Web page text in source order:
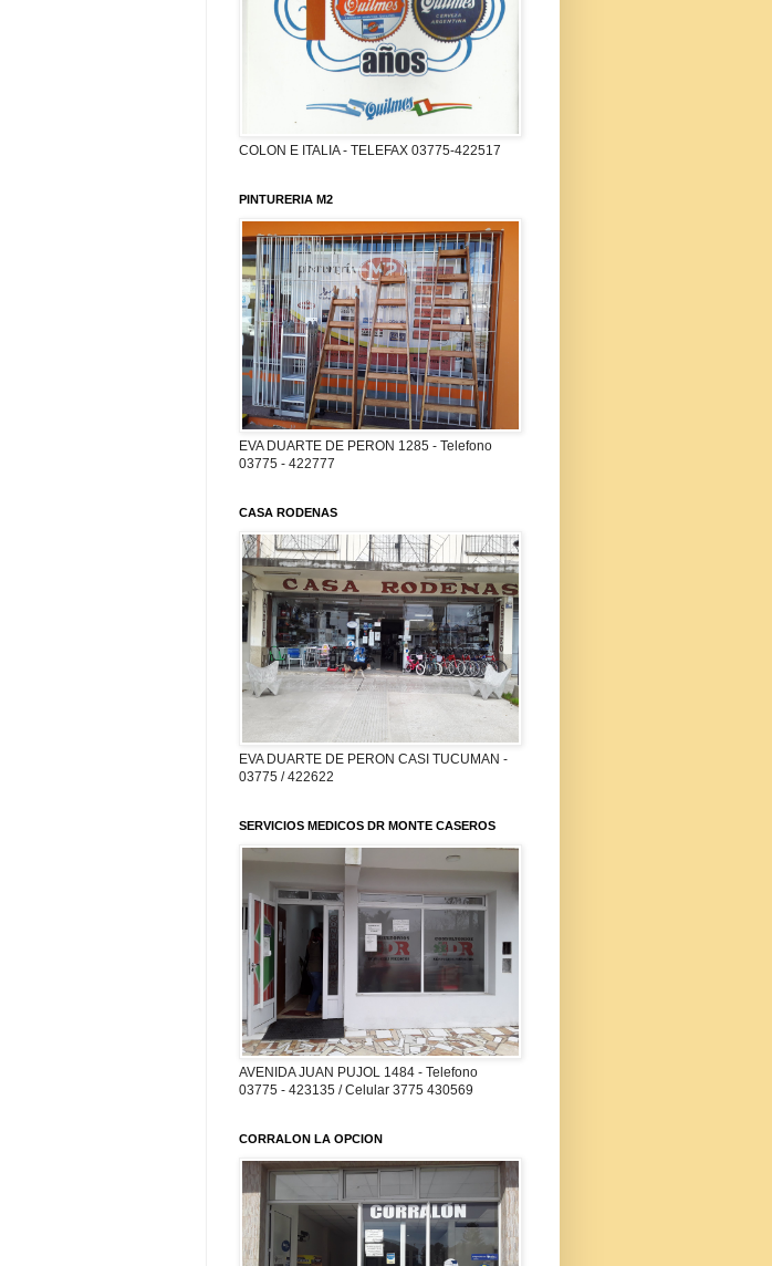
COLON E ITALIA - TELEFAX 03775-422517
PINTURERIA M2
EVA DUARTE DE PERON 1285 - Telefono
03775 - 422777
CASA RODENAS
EVA DUARTE DE PERON CASI TUCUMAN -
03775 / 422622
SERVICIOS MEDICOS DR MONTE CASEROS
AVENIDA JUAN PUJOL 1484 - Telefono
03775 - 423135 / Celular 3775 430569
CORRALON LA OPCION